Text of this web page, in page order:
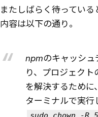
またしばらく待っている
内容は以下の通り。
npmのキャッシュ
り、プロジェク
を解決するために
ターミナルで実行